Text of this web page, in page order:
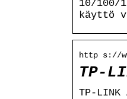
10/100/
käyttö
http s://
TP-
TP-LINK